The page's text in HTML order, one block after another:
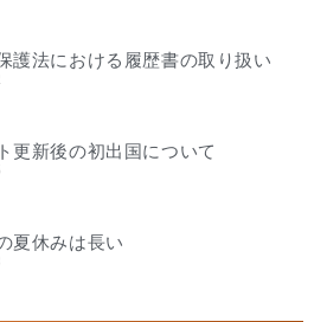
護法における履歴書の取り扱い
更新後の初出国について
夏休みは長い